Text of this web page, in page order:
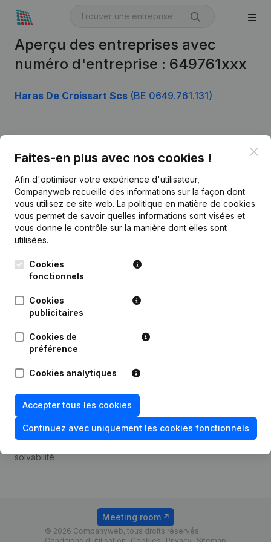
Aperçu des entreprises avec
numéro d'entreprise : 649761xxx
Haras De Croissart Scs (BE 0649.761.131)
Faites-en plus avec nos cookies !
Afin d'optimiser votre expérience d'utilisateur,
Companyweb recueille des informations sur la façon dont
vous utilisez ce site web. La politique en matière de cookies
vous permet de savoir quelles informations sont visées et
vous donne le contrôle sur la manière dont elles sont
utilisées.
Cookies
fonctionnels
Cookies
publicitaires
Cookies de
préférence
Cookies analytiques
Accepter tous les cookies
Continuez avec uniquement les cookies fonctionnels
Français
Kantorenpark Everest
Leuvensesteenweg
1800 Vilvoorde
Informations d’entreprise
Monitoring
Recherche internationale
Prospection
Compliance et prévention
de la fraude
Consulter des comptes
Recherche de numéro de
TVA
solvabilité
Tarifs
© 2026 Companyweb, tous droits réservés.
Meeting room